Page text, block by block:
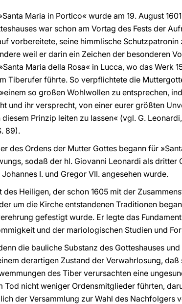
Maria in Portico« wurde am 19. August
war schon am Vortag des Fests der
vorbereitete, seine himmlische Schutzpatronin
weil er darin ein Zeichen der besonderen
Maria della Rosa« in Lucca, wo das Werk
Tiberufer führte. So verpflichtete die
so großen Wohlwollen zu entsprechen,
und ihr versprecht, von einer eurer größten
Prinzip leiten zu lassen« (vgl. G. Leonardi,
89).
des Ordens der Mutter Gottes begann für
sodaß der hl. Giovanni Leonardi als dritter
I. und Gregor VII. angesehen wurde.
Heiligen, der schon 1605 mit der
um die Kirche entstandenen Traditionen
gefestigt wurde. Er legte das
und der mariologischen Studien und
die bauliche Substanz des Gotteshauses
derartigen Zustand der Verwahrlosung,
des Tiber verursachten eine
Tod nicht weniger Ordensmitglieder führten,
der Versammlung zur Wahl des Nachfolgers